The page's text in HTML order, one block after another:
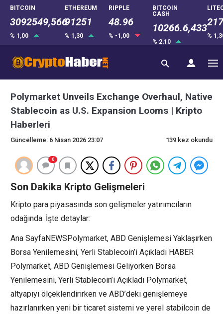
BITCOIN
3092549,566
% 1,00
ETHEREUM
91251
% 1,30
RIPPLE
48.96
% -1,00
BITCOIN
CASH
10266.6,433
% 2,10
%
Polymarket Unveils Exchange Overhaul, Native
Stablecoin as U.S. Expansion Looms | Kripto
Haberleri
Güncelleme: 6 Nisan 2026 23:07 139 kez okundu
0
Son Dakika Kripto Gelişmeleri
Kripto para piyasasında son gelişmeler yatırımcıların
odağında. İşte detaylar:
Ana SayfaNEWSPolymarket, ABD Genişlemesi Yaklaşırken
Borsa Yenilemesini, Yerli Stablecoin’i Açıkladı HABER
Polymarket, ABD Genişlemesi Geliyorken Borsa
Yenilemesini, Yerli Stablecoin’i Açıkladı Polymarket,
altyapıyı ölçeklendirirken ve ABD’deki genişlemeye
hazırlanırken yeni bir ticaret sistemi ve yerel stabilcoin de